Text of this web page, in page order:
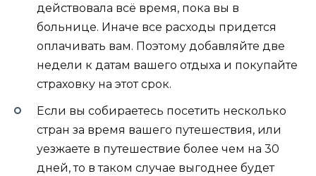
действовала всё время, пока вы в
больнице. Иначе все расходы придется
оплачивать вам. Поэтому добавляйте две
недели к датам вашего отдыха и покупайте
страховку на этот срок.
Если вы собираетесь посетить несколько
стран за время вашего путешествия, или
уезжаете в путешествие более чем на 30
дней, то в таком случае выгоднее будет